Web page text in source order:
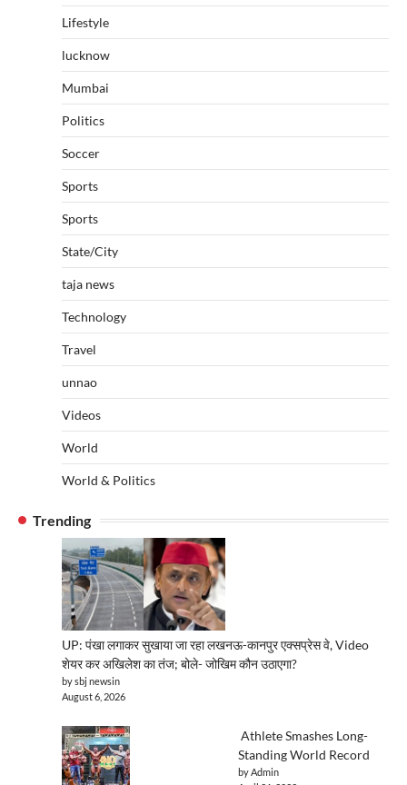
Lifestyle
lucknow
Mumbai
Politics
Soccer
Sports
Sports
State/City
taja news
Technology
Travel
unnao
Videos
World
World & Politics
Trending
UP: पंखा लगाकर सुखाया जा रहा लखनऊ-कानपुर एक्सप्रेस वे, Video
शेयर कर अखिलेश का तंज; बोले- जोखिम कौन उठाएगा?
by sbj newsin
August 6, 2026
Athlete Smashes Long-
Standing World Record
by Admin